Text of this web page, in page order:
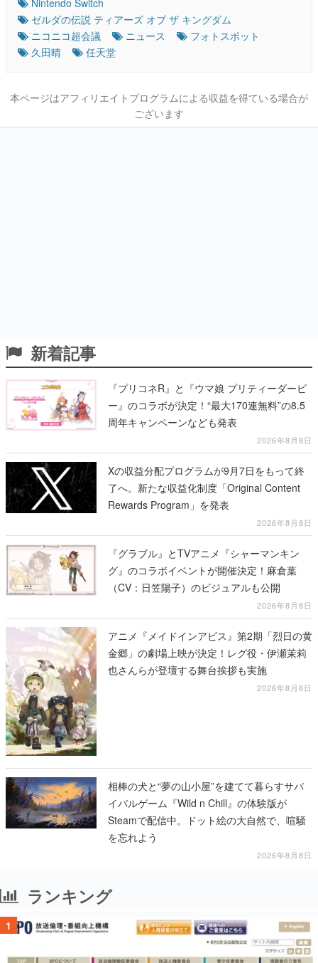
Nintendo Switch
ゼルダの伝説 ティアーズ オブ ザ キングダム
ニコニコ超会議
ニュース
フォトスポット
久田晴
任天堂
本ページはアフィリエイトプログラムによる収益を得ている場合が
ございます
新着記事
『プリコネR』と『ウマ娘 プリティーダービ
ー』のコラボが決定！“最大170連無料”の8.5
周年キャンペーンなども発表
2026年8月8日
Xの収益分配プログラムが9月7日をもって終
了へ。新たな収益化制度「Original Content
Rewards Program」を発表
2026年8月8日
『グラブル』とTVアニメ『シャーマンキン
グ』のコラボイベントが開催決定！麻倉葉
（CV：日笠陽子）のビジュアルも公開
2026年8月8日
アニメ『メイドインアビス』第2期「烈日の黄
金郷」の劇場上映が決定！レグ役・伊瀬茉莉
也さんらが登壇する舞台挨拶も実施
2026年8月8日
相棒の犬と“夢の山小屋”を建てて暮らすサバ
イバルゲーム『Wild n Chill』の体験版が
Steamで配信中。ドット絵の大自然で、喧騒
を忘れよう
2026年8月8日
ランキング
1